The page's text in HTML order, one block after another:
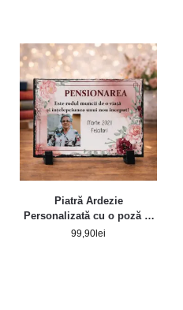
Piatră Ardezie
Personalizată cu o poză și
text – Simbol Pensionare
99,90 lei